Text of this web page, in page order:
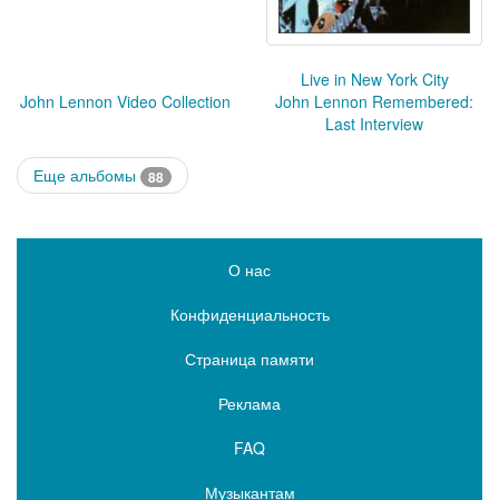
Live in New York City
John Lennon Video Collection
John Lennon Remembered:
Last Interview
Еще альбомы 88
О нас
Конфиденциальность
Страница памяти
Реклама
FAQ
Музыкантам